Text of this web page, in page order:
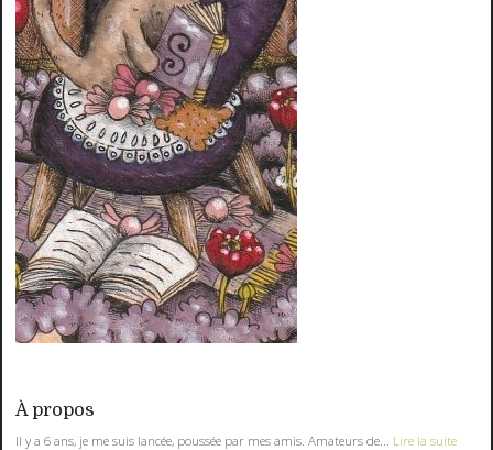
À propos
Il y a 6 ans, je me suis lancée, poussée par mes amis. Amateurs de... Lire la suite